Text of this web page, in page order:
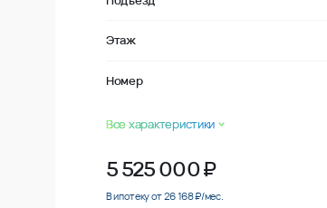
Этаж
Номер
Все характеристики
5 525 000₽
В ипотеку от 26 168 ₽/мес.